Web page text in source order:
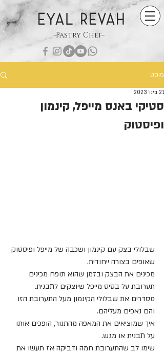
EYAL REVAH
-Pastry Chef-
פוסט
סטיקי באנס מייפל, קינמון
ופיסטוק
21 בינו׳ 2023
שבלולי בצק עם קינמון ושכבה של מייפל ופיסטוק
שאופים בצורה ייחודית.
מכינים את הבצק ובזמן שהוא תופח מכינים
תערובת על בסיס מייפל שיוצקים לתבנית.
מסדרים את שבלולי הקינמון מעל התערובת הזו
והם נאפים מעליהם.
איך שמוציאים את המאפה מהתנור, הופכים אותו
על תבנית או מגש.
שימו לב שהתערובת חמה ודביקה אז תעשו את